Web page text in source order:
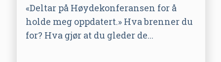
«Deltar på Høydekonferansen for å
holde meg oppdatert.» Hva brenner du
for? Hva gjør at du gleder de...